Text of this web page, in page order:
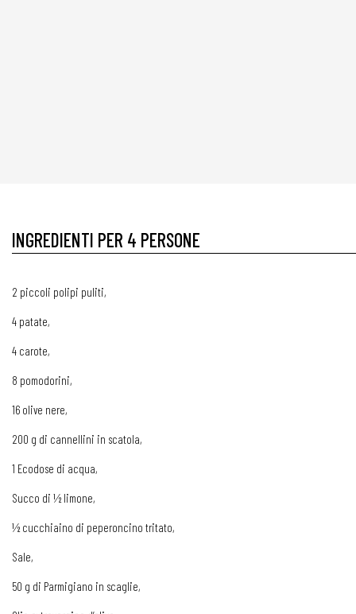
INGREDIENTI PER 4 PERSONE
2 piccoli polipi puliti,
4 patate,
4 carote,
8 pomodorini,
16 olive nere,
200 g di cannellini in scatola,
1 Ecodose di acqua,
Succo di ½ limone,
½ cucchiaino di peperoncino tritato,
Sale,
50 g di Parmigiano in scaglie,